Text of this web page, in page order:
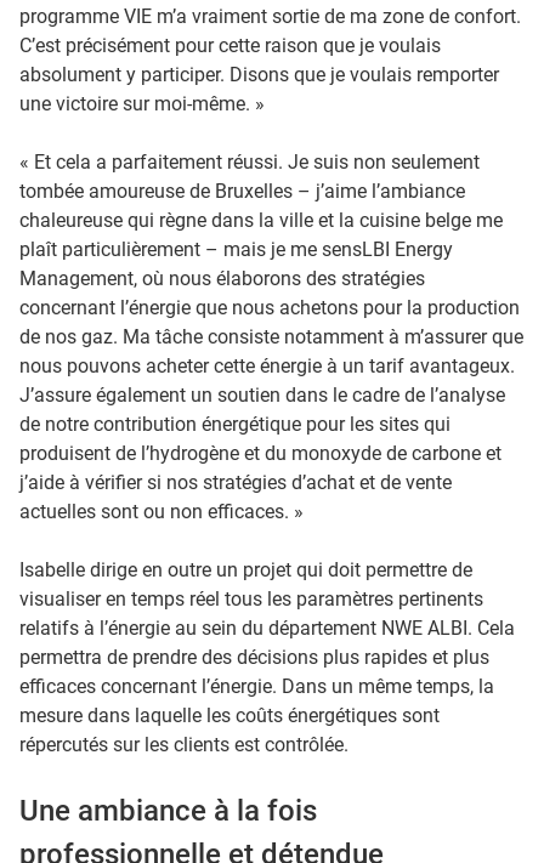
programme VIE m’a vraiment sortie de ma zone de confort.
C’est précisément pour cette raison que je voulais
absolument y participer. Disons que je voulais remporter
une victoire sur moi-même. »
« Et cela a parfaitement réussi. Je suis non seulement
tombée amoureuse de Bruxelles – j’aime l’ambiance
chaleureuse qui règne dans la ville et la cuisine belge me
plaît particulièrement – mais je me sensLBI Energy
Management, où nous élaborons des stratégies
concernant l’énergie que nous achetons pour la production
de nos gaz. Ma tâche consiste notamment à m’assurer que
nous pouvons acheter cette énergie à un tarif avantageux.
J’assure également un soutien dans le cadre de l’analyse
de notre contribution énergétique pour les sites qui
produisent de l’hydrogène et du monoxyde de carbone et
j’aide à vérifier si nos stratégies d’achat et de vente
actuelles sont ou non efficaces. »
Isabelle dirige en outre un projet qui doit permettre de
visualiser en temps réel tous les paramètres pertinents
relatifs à l’énergie au sein du département NWE ALBI. Cela
permettra de prendre des décisions plus rapides et plus
efficaces concernant l’énergie. Dans un même temps, la
mesure dans laquelle les coûts énergétiques sont
répercutés sur les clients est contrôlée.
Une ambiance à la fois
professionnelle et détendue